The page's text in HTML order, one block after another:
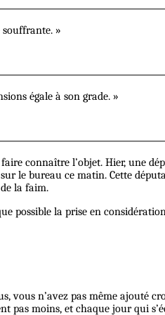
»
égale à son grade. »
connaître l’objet. Hier, une
le bureau ce matin. Cette
la faim.
la prise en
vous n’avez pas même ajouté
moins, et chaque jour qui